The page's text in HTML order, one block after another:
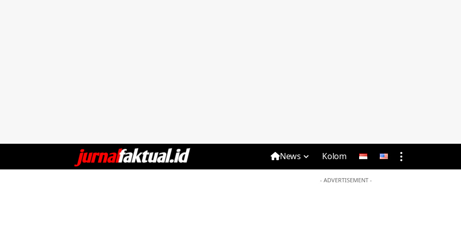
News Kolom
- ADVERTISEMENT -